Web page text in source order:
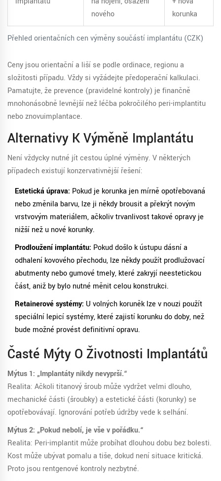
Přehled orientačních cen výměny součástí implantátu (CZK)
nového
korunka
Ceny jsou orientační a liší se podle ordinace, regionu a
složitosti případu. Vždy si vyžádejte předoperační kalkulaci.
Pamatujte, že prevence (pravidelné kontroly) je finančně
mnohonásobně levnější než léčba pokročilého peri-implantitu
nebo znovuimplantace.
Alternativy K Výměně Implantátu
Není vždycky nutné jít cestou úplné výměny. V některých
případech existují konzervativnější řešení:
Estetická úprava: Pokud je korunka jen mírně opotřebovaná
nebo změnila barvu, lze ji někdy brousit a překrýt novým
vrstvovým materiálem, ačkoliv trvanlivost takové opravy je
nižší než u nové korunky.
Prodloužení implantátu: Pokud došlo k ústupu dásní a
odhalení kovového přechodu, lze někdy použít prodlužovací
abutmenty nebo gumové tmely, které zakryjí neestetickou
část, aniž by bylo nutné měnit celou konstrukci.
Retainerové systémy: U volných koruněk lze v nouzi použít
speciální lepicí systémy, které zajistí korunku do doby, než
bude možné provést definitivní opravu.
Časté Mýty O Životnosti Implantátů
Mýtus 1: „Implantáty nikdy nevyprší.“
Realita: Ačkoli titanový šroub může vydržet velmi dlouho,
mechanické části (šroubky) a estetické části (korunky) se
opotřebovávají. Ignorování potřeb údržby vede k selhání.
Mýtus 2: „Pokud nebolí, je vše v pořádku.“
Realita: Peri-implantit může probíhat dlouhou dobu bez bolesti.
Kost může ubývat pomalu a tiše, dokud není situace kritická.
Proto jsou rentgenové kontroly nezbytné.